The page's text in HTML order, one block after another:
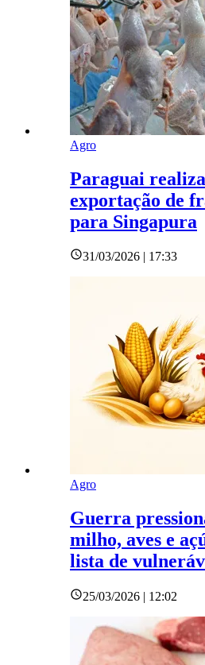
Agro
Paraguai
exportação de
para Singapura
31/03/2026 | 17:33
Agro
Guerra
milho, aves e
lista de
25/03/2026 | 12:02